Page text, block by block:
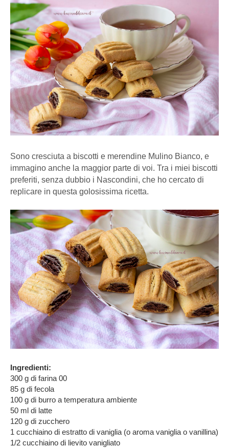
Sono cresciuta a biscotti e merendine Mulino Bianco, e
immagino anche la maggior parte di voi. Tra i miei biscotti
preferiti, senza dubbio i Nascondini, che ho cercato di
replicare in questa golosissima ricetta.
Ingredienti:
300 g di farina 00
85 g di fecola
100 g di burro a temperatura ambiente
50 ml di latte
120 g di zucchero
1 cucchiaino di estratto di vaniglia (o aroma vaniglia o vanillina)
1/2 cucchiaino di lievito vanigliato